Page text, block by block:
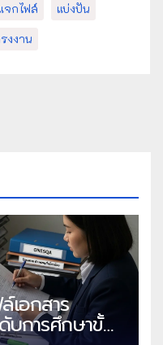
จกไฟล์
แบ่งปัน
งงาน
เอกสาร
บการศึกษาขั้น